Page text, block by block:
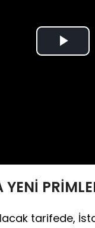
Play
tarifede,